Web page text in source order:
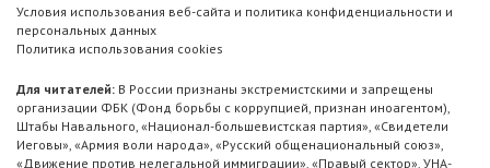
Условия использования веб-сайта и политика конфиденциальности и
персональных данных
Политика использования cookies
Для читателей: В России признаны экстремистскими и запрещены
организации ФБК (Фонд борьбы с коррупцией, признан иноагентом),
Штабы Навального, «Национал-большевистская партия», «Свидетели
Иеговы», «Армия воли народа», «Русский общенациональный союз»,
«Движение против нелегальной иммиграции», «Правый сектор», УНА-